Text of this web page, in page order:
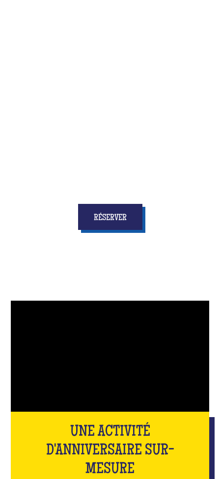
RÉSERVER
UNE ACTIVITÉ
D'ANNIVERSAIRE SUR-
MESURE